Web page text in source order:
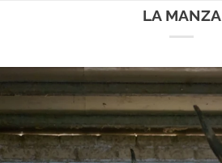
LA MANZA